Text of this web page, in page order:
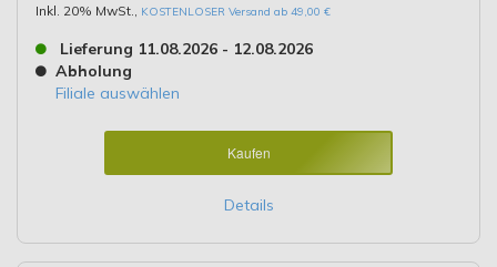
Inkl. 20% MwSt.
KOSTENLOSER Versand ab 49,00 €
Lieferung 11.08.2026 - 12.08.2026
Abholung
Filiale auswählen
Kaufen
Details